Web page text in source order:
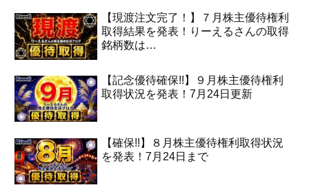
【現渡注文完了！】７月株主優待権利
取得結果を発表！りーえるさんの取得
銘柄数は…
【記念優待確保!!】９月株主優待権利
取得状況を発表！7月24日更新
【確保!!】８月株主優待権利取得状況
を発表！7月24日まで